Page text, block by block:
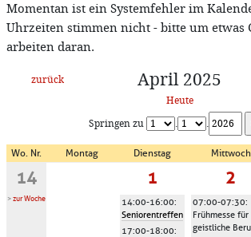
Momentan ist ein Systemfehler im
Uhrzeiten stimmen nicht - bitte um etwas
arbeiten daran.
zurück April 2025
Heute
Springen zu . .
Wo. Nr. Montag Dienstag Mittwoch
14
>zur Woche
1
14:00-16:00:
Seniorentreffen
17:00-18:00:
2
07:00-07:30:
Frühmesse für
geistliche